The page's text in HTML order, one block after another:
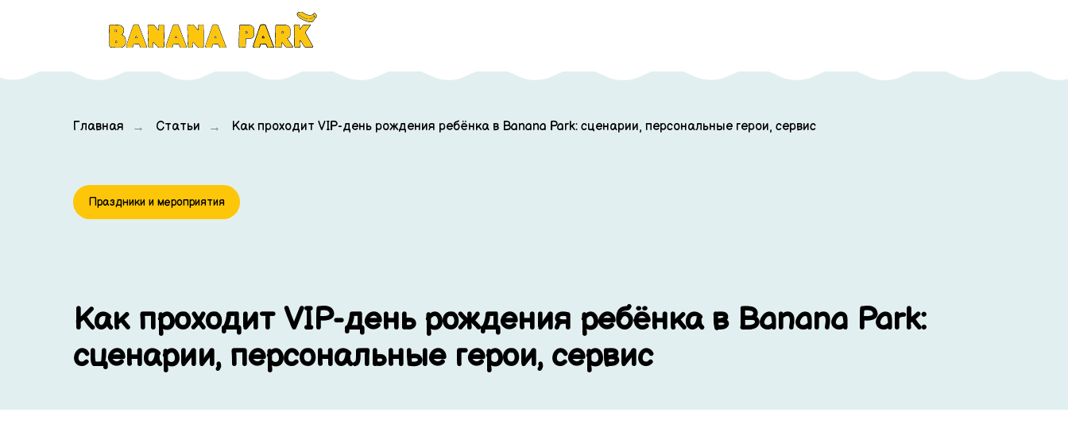
Главная → Статьи → Как проходит VIP-день рождения ребёнка в Banana Park: сценарии, персональные герои, сервис
Праздники и мероприятия
Как проходит VIP-день рождения ребёнка в Banana Park:
сценарии, персональные герои, сервис